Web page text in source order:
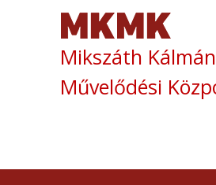
Mikszáth Kálmán
Művelődési